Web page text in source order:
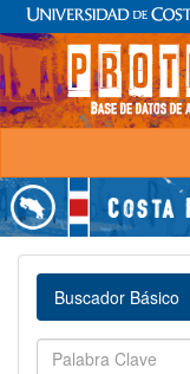
Buscador Básico